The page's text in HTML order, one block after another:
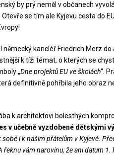
by prý neměl v občanech
se tím ale Kyjevu cesta do
německý kancléř Friedrich Merz
k tíži témat, o kterých se
„Dne projektů EU ve školách“.
definitivně pohřbila jeho obraz
k architektovi bolestných
v učebně vyzdobené dětskými
i k našim přátelům v Kyjevě.
řeknu vám narovinu, že ani datum